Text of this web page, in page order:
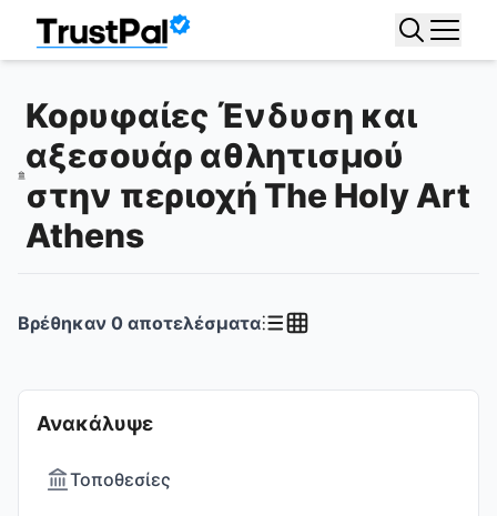
Κορυφαίες Ένδυση και
αξεσουάρ αθλητισμού
στην περιοχή The Holy Art
Athens
Ανακάλυψε
Τοποθεσίες
Βρέθηκαν 0 αποτελέσματα